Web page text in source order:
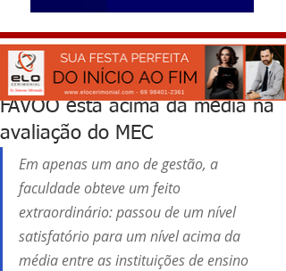
FAVOO está acima da média na
avaliação do MEC
Em apenas um ano de gestão, a
faculdade obteve um feito
extraordinário: passou de um nível
satisfatório para um nível acima da
média entre as instituições de ensino